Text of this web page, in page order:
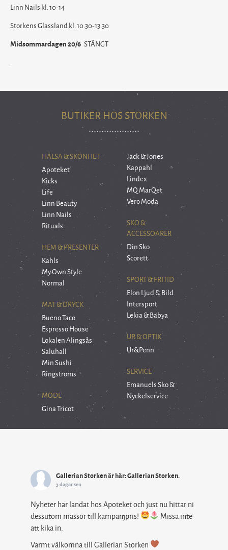
Linn Nails kl. 10-14
Storkens Glassland kl. 10.30-13.30
Midsommardagen 20/6 STÄNGT
BUTIKER HOS STORKEN
HÄLSA & SKÖNHET
Apoteket
Kicks
Life
Linn Beauty
Linn Nails
Rituals
HEM & PRESENTER
Kahls
My Own Style
Normal
MAT & DRYCK
Bueno Taco
Espresso House
Lokalen Alingsås
Saluhall
Min Sushi
Ringströms
MODE
Gina Tricot
Jack & Jones
Kappahl
Lindex
MQ MarQet
Vero Moda
SKO &
ACCESSOARER
Din Sko
Scorett
SPORT & FRITID
Elon Ljud & Bild
Intersport
Lekia & Babya
UR & OPTIK
Ur&Penn
SERVICE
Emanuels Sko &
Nyckelservice
Gallerian Storkenär här: Gallerian Storken.
3 dagar sen
Nyheter har landat hos Apoteket och just nu hittar ni
dessutom massor till kampanjpris!
Missa inte
att kika in.
Varmt välkomna till Gallerian Storken